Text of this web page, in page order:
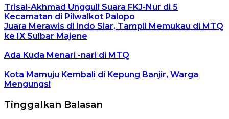
Trisal-Akhmad Ungguli Suara FKJ-Nur di 5
Kecamatan di Pilwalkot Palopo
Juara Merawis di Indo Siar, Tampil Memukau di MTQ
ke IX Sulbar Majene
Ada Kuda Menari -nari di MTQ
Kota Mamuju Kembali di Kepung Banjir, Warga
Mengungsi
Tinggalkan Balasan